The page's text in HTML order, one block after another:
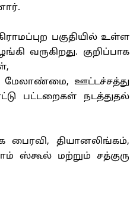
பகுதியில் உள்ள
வருகிறது. குறிப்பாக
மேலாண்மை, ஊட்டச்சத்து
பட்டறைகள் நடத்துதல்
தியானலிங்கம்,
ஸ்கூல் மற்றும் சத்குரு